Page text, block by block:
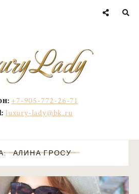
+7-905-772-26-71
luxury-lady@bk.ru
АЛИНА ГРОСУ